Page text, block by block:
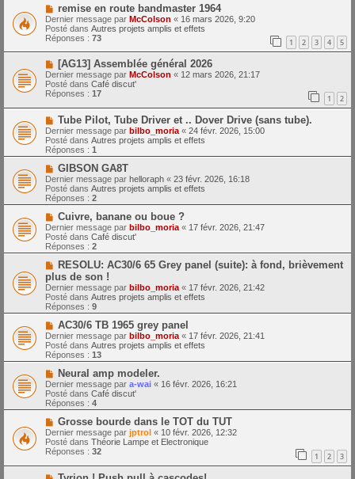
s
a
g
e
a
u
m
e
s
s
a
g
e
N
o
u
v
e
a
m
e
s
s
a
g
e
remise en route bandmaster 1964
Dernier message par McColson « 16 mars 2026, 9:20
Posté dans Autres projets amplis et effets
Réponses : 73 1 2 3 4 5
N
o
u
v
e
a
u
m
e
s
s
a
g
e
[AG13] Assemblée général 2026
Dernier message par McColson « 12 mars 2026, 21:17
Posté dans Café discut'
Réponses : 17 1 2
N
o
u
v
e
a
m
e
s
s
a
g
e
Tube Pilot, Tube Driver et .. Dover Drive (sans tube).
Dernier message par bilbo_moria « 24 févr. 2026, 15:00
Posté dans Autres projets amplis et effets
Réponses : 1
N
o
u
v
e
a
m
e
s
s
a
g
e
GIBSON GA8T
Dernier message par helloraph « 23 févr. 2026, 16:18
Posté dans Autres projets amplis et effets
Réponses : 2
N
o
u
v
e
a
u
m
e
s
s
g
e
Cuivre, banane ou boue ?
Dernier message par bilbo_moria « 17 févr. 2026, 21:47
Posté dans Café discut'
Réponses : 2
N
u
v
e
a
m
e
s
s
a
g
e
RESOLU: AC30/6 65 Grey panel (suite): à fond, brièvement
plus de son !
Dernier message par bilbo_moria « 17 févr. 2026, 21:42
Posté dans Autres projets amplis et effets
Réponses : 9
N
o
u
v
e
a
u
m
e
s
s
a
g
e
AC30/6 TB 1965 grey panel
Dernier message par bilbo_moria « 17 févr. 2026, 21:41
Posté dans Autres projets amplis et effets
Réponses : 13
N
o
u
v
e
a
m
e
s
s
a
Neural amp modeler.
Dernier message par a-wai « 16 févr. 2026, 16:21
Posté dans Café discut'
Réponses : 4
N
o
u
v
e
a
u
Grosse bourde dans le TOT du TUT
Dernier message par jptrol « 10 févr. 2026, 12:32
Posté dans Théorie Lampe et Electronique
Réponses : 32 1 2 3
N